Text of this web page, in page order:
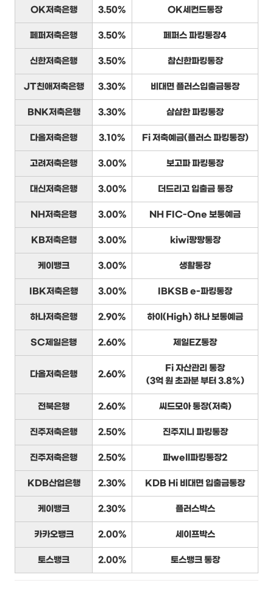
OK저축은행 3.50% OK세컨드통장
페퍼저축은행 3.50% 페퍼스 파킹통장4
신한저축은행 3.50% 참신한파킹통장
JT친애저축은행 3.30% 비대면 플러스입출금통장
BNK저축은행 3.30% 삼삼한 파킹통장
다올저축은행 3.10% Fi 저축예금(플러스 파킹통장)
고려저축은행 3.00% 보고파 파킹통장
대신저축은행 3.00% 더드리고 입출금 통장
NH저축은행 3.00% NH FIC-One 보통예금
KB저축은행 3.00% kiwi팡팡통장
케이뱅크 3.00% 생활통장
IBK저축은행 3.00% IBKSB e-파킹통장
하나저축은행 2.90% 하이(High) 하나 보통예금
SC제일은행 2.60% 제일EZ통장
다올저축은행 2.60%
Fi 자산관리 통장
(3억 원 초과분 부터 3.8%)
전북은행 2.60% 씨드모아 통장(저축)
진주저축은행 2.50% 진주지니 파킹통장
진주저축은행 2.50% 파well파킹통장2
KDB산업은행 2.30% KDB Hi 비대면 입출금통장
케이뱅크 2.30% 플러스박스
카카오뱅크 2.00% 세이프박스
토스뱅크 2.00% 토스뱅크 통장